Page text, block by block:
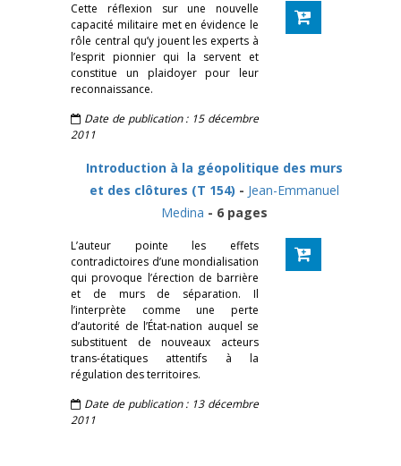
Cette réflexion sur une nouvelle
capacité militaire met en évidence le
rôle central qu’y jouent les experts à
l’esprit pionnier qui la servent et
constitue un plaidoyer pour leur
reconnaissance.
Date de publication : 15 décembre
2011
Introduction à la géopolitique des murs
et des clôtures (T 154) - Jean-Emmanuel
Medina - 6 pages
L’auteur pointe les effets
contradictoires d’une mondialisation
qui provoque l’érection de barrière
et de murs de séparation. Il
l’interprète comme une perte
d’autorité de l’État-nation auquel se
substituent de nouveaux acteurs
trans-étatiques attentifs à la
régulation des territoires.
Date de publication : 13 décembre
2011